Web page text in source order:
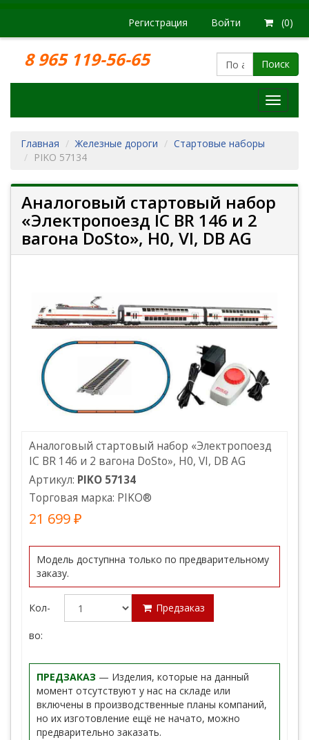
Регистрация Войти (0)
8 965 119-56-65 Поиск
Модели
Главная
Железные дороги
Стартовые наборы
PIKO 57134
Аналоговый стартовый набор
«Электропоезд IC BR 146 и 2
вагона DoSto», H0, VI, DB AG
Аналоговый стартовый набор «Электропоезд
IC BR 146 и 2 вагона DoSto», H0, VI, DB AG
Артикул: PIKO 57134
Торговая марка: PIKO®
21 699 ₽
Модель доступнна только по предварительному
заказу.
Кол-
во:
Предзаказ
ПРЕДЗАКАЗ — Изделия, которые на данный
момент отсутствуют у нас на складе или
включены в производственные планы компаний,
но их изготовление ещё не начато, можно
предварительно заказать.